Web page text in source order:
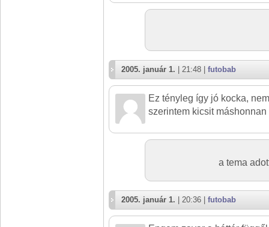
2005. január 1. | 21:48 | futobab
Ez tényleg így jó kocka,
szerintem kicsit
a tema
2005. január 1. | 20:36 | futobab